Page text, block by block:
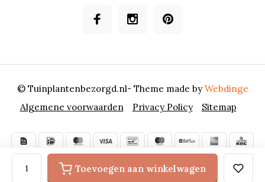
Toevoegen aan winkelwagen
Algemene voorwaarden Privacy Policy Sitemap
© Tuinplantenbezorgd.nl- Theme made byWebdinge